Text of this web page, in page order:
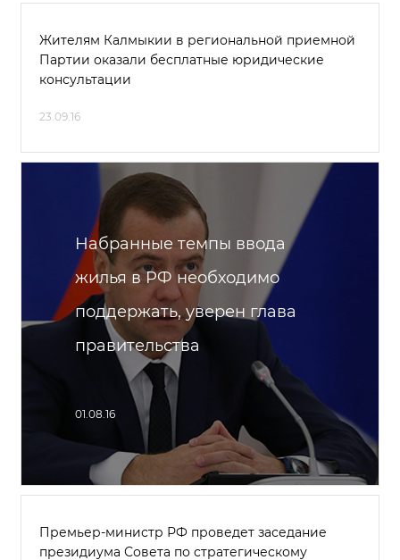
Жителям Калмыкии в региональной приемной
Партии оказали бесплатные юридические
консультации
23.09.16
Набранные темпы ввода
жилья в РФ необходимо
поддержать, уверен глава
правительства
01.08.16
Премьер-министр РФ проведет заседание
президиума Совета по стратегическому